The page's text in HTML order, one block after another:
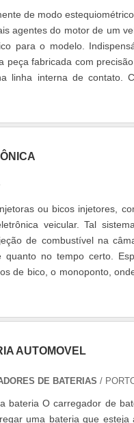
de modo
agentes do motor de um
para o modelo.
peça fabricada com
linha interna de contato.
ou bicos injetores,
veicular. Tal
de combustível na
quanto no tempo certo.
de bico, o monoponto,
AUTOMOVEL
DE BATERIAS /
bateria O carregador de
uma bateria que